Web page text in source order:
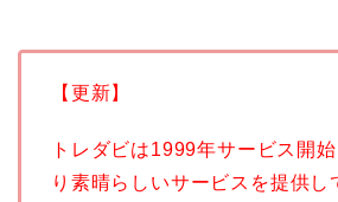
【更新】
トレダビは1999年サービス開
り素晴らしいサービスを提供し